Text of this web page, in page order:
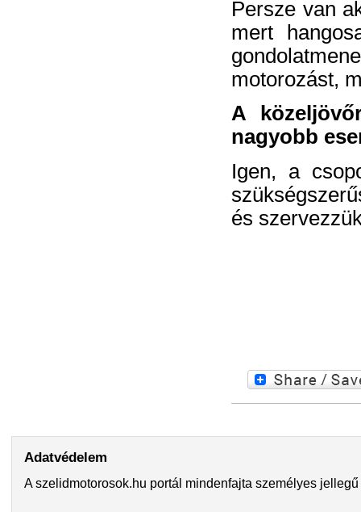
Persze van
mert
motorozást,
A
nagyobb
Igen, a
és
Adatvédelem
A szelidmotorosok.hu portál mindenfajta személyes